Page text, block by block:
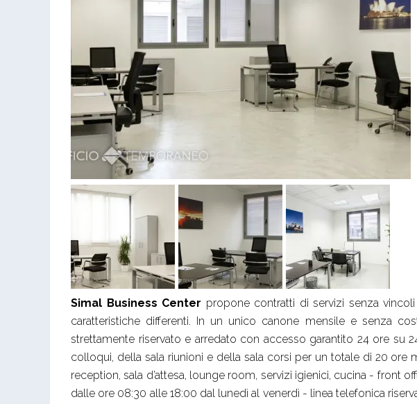
Simal Business Center propone contratti di servizi senza
caratteristiche differenti. In un unico canone mensile e senza
strettamente riservato e arredato con accesso garantito 24 ore su
colloqui, della sala riunioni e della sala corsi per un totale di 20 ore
reception, sala d’attesa, lounge room, servizi igienici, cucina - front
dalle ore 08:30 alle 18:00 dal lunedì al venerdì - linea telefonica